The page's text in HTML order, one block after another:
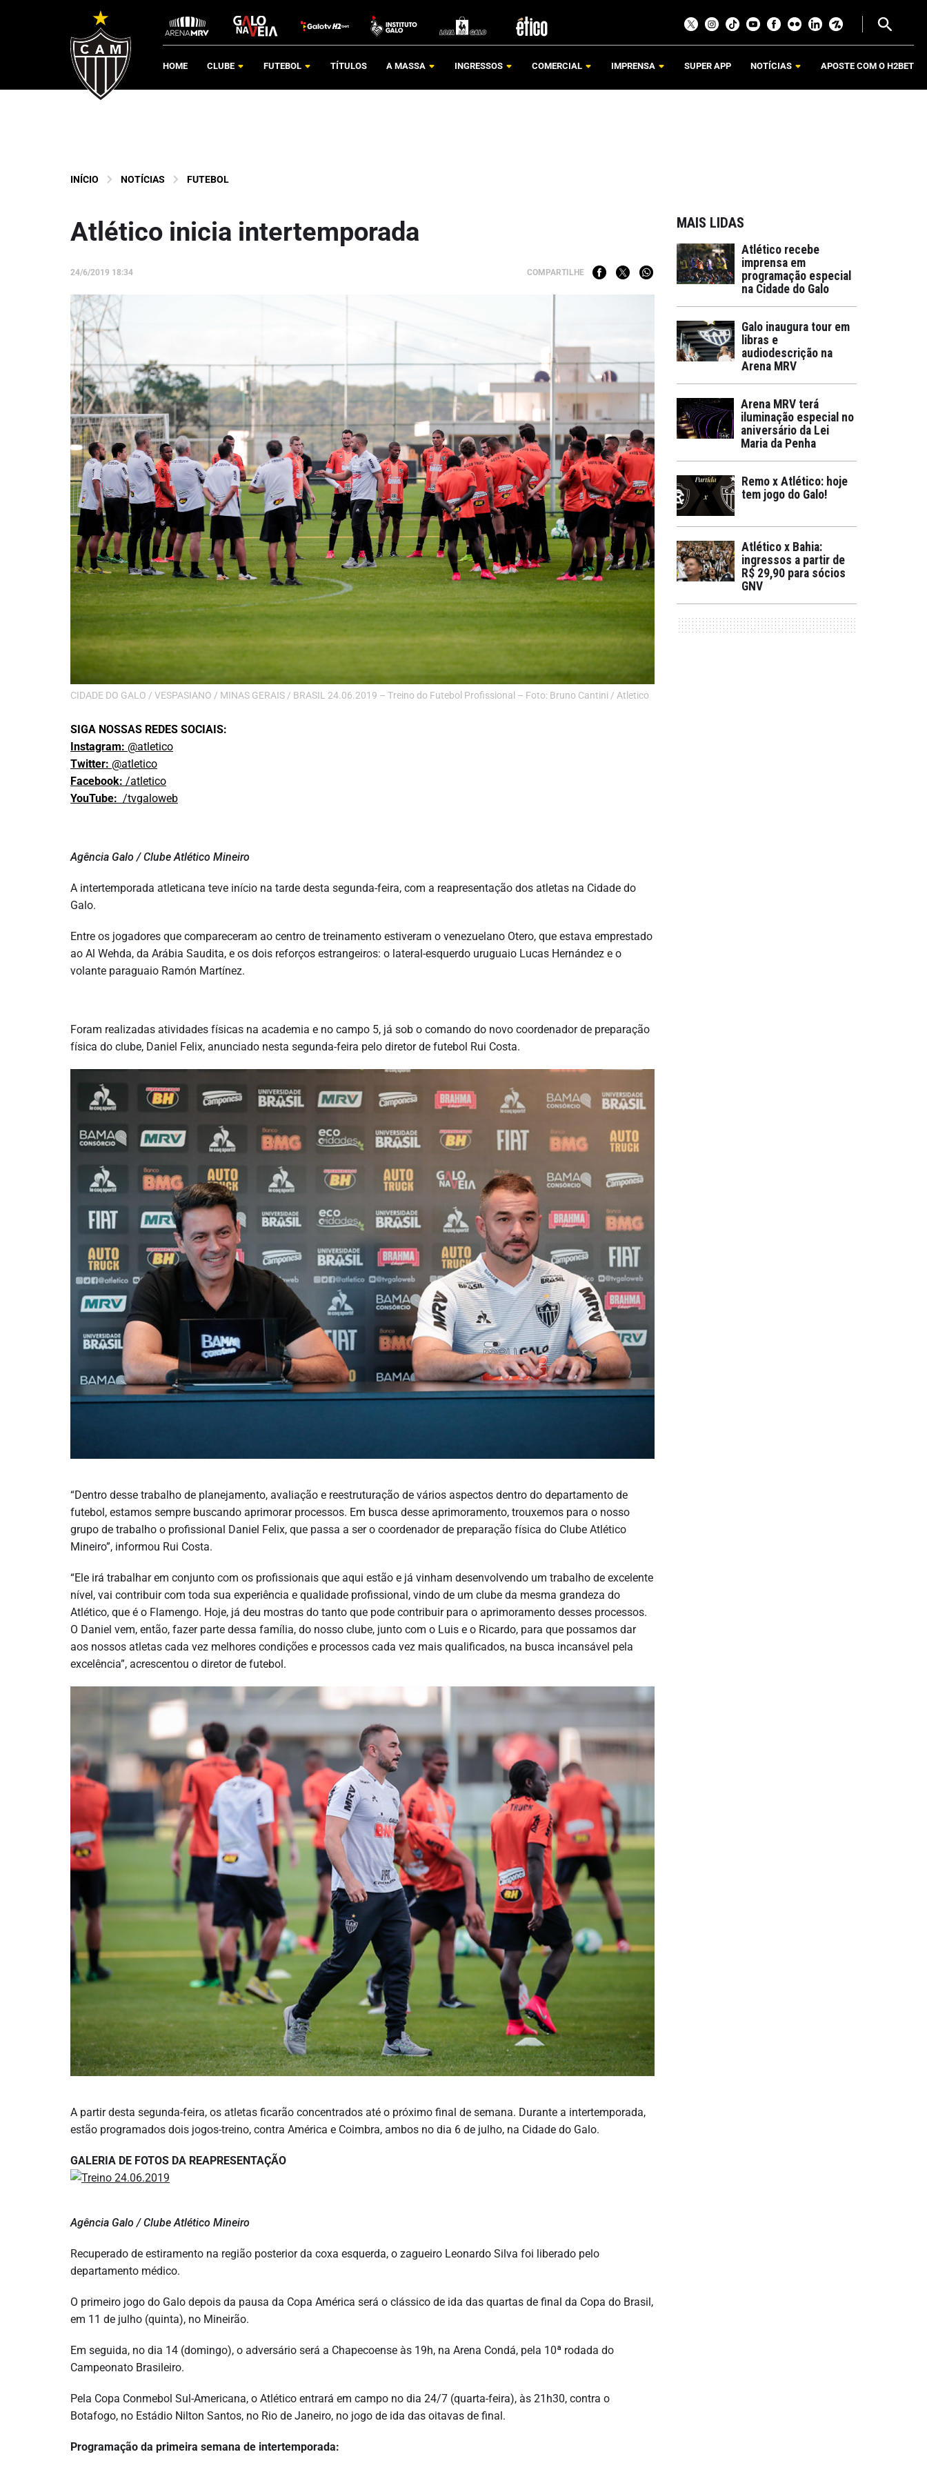
HOME CLUBE FUTEBOL TÍTULOS A MASSA INGRESSOS COMERCIAL IMPRENSA SUPER APP NOTÍCIAS APOSTE COM O H2BET
INÍCIO NOTÍCIAS FUTEBOL
Atlético inicia intertemporada
24/6/2019 18:34 COMPARTILHE
CIDADE DO GALO / VESPASIANO / MINAS GERAIS / BRASIL 24.06.2019 – Treino do Futebol Profissional – Foto: Bruno Cantini / Atletico
SIGA NOSSAS REDES SOCIAIS:
Instagram: @atletico
Twitter: @atletico
Facebook: /atletico
YouTube: /tvgaloweb
Agência Galo / Clube Atlético Mineiro
A intertemporada atleticana teve início na tarde desta segunda-feira, com a reapresentação dos atletas na Cidade do
Galo.
Entre os jogadores que compareceram ao centro de treinamento estiveram o venezuelano Otero, que estava emprestado
ao Al Wehda, da Arábia Saudita, e os dois reforços estrangeiros: o lateral-esquerdo uruguaio Lucas Hernández e o
volante paraguaio Ramón Martínez.
Foram realizadas atividades físicas na academia e no campo 5, já sob o comando do novo coordenador de preparação
física do clube, Daniel Felix, anunciado nesta segunda-feira pelo diretor de futebol Rui Costa.
“Dentro desse trabalho de planejamento, avaliação e reestruturação de vários aspectos dentro do departamento de
futebol, estamos sempre buscando aprimorar processos. Em busca desse aprimoramento, trouxemos para o nosso
grupo de trabalho o profissional Daniel Felix, que passa a ser o coordenador de preparação física do Clube Atlético
Mineiro”, informou Rui Costa.
“Ele irá trabalhar em conjunto com os profissionais que aqui estão e já vinham desenvolvendo um trabalho de excelente
nível, vai contribuir com toda sua experiência e qualidade profissional, vindo de um clube da mesma grandeza do
Atlético, que é o Flamengo. Hoje, já deu mostras do tanto que pode contribuir para o aprimoramento desses processos.
O Daniel vem, então, fazer parte dessa família, do nosso clube, junto com o Luis e o Ricardo, para que possamos dar
aos nossos atletas cada vez melhores condições e processos cada vez mais qualificados, na busca incansável pela
excelência”, acrescentou o diretor de futebol.
A partir desta segunda-feira, os atletas ficarão concentrados até o próximo final de semana. Durante a intertemporada,
estão programados dois jogos-treino, contra América e Coimbra, ambos no dia 6 de julho, na Cidade do Galo.
GALERIA DE FOTOS DA REAPRESENTAÇÃO
Agência Galo / Clube Atlético Mineiro
Recuperado de estiramento na região posterior da coxa esquerda, o zagueiro Leonardo Silva foi liberado pelo
departamento médico.
O primeiro jogo do Galo depois da pausa da Copa América será o clássico de ida das quartas de final da Copa do Brasil,
em 11 de julho (quinta), no Mineirão.
Em seguida, no dia 14 (domingo), o adversário será a Chapecoense às 19h, na Arena Condá, pela 10ª rodada do
Campeonato Brasileiro.
Pela Copa Conmebol Sul-Americana, o Atlético entrará em campo no dia 24/7 (quarta-feira), às 21h30, contra o
Botafogo, no Estádio Nilton Santos, no Rio de Janeiro, no jogo de ida das oitavas de final.
Programação da primeira semana de intertemporada:
MAIS LIDAS
Atlético recebe
imprensa em
programação especial
na Cidade do Galo
Galo inaugura tour em
libras e
audiodescrição na
Arena MRV
Arena MRV terá
iluminação especial no
aniversário da Lei
Maria da Penha
Remo x Atlético: hoje
tem jogo do Galo!
Atlético x Bahia:
ingressos a partir de
R$ 29,90 para sócios
GNV